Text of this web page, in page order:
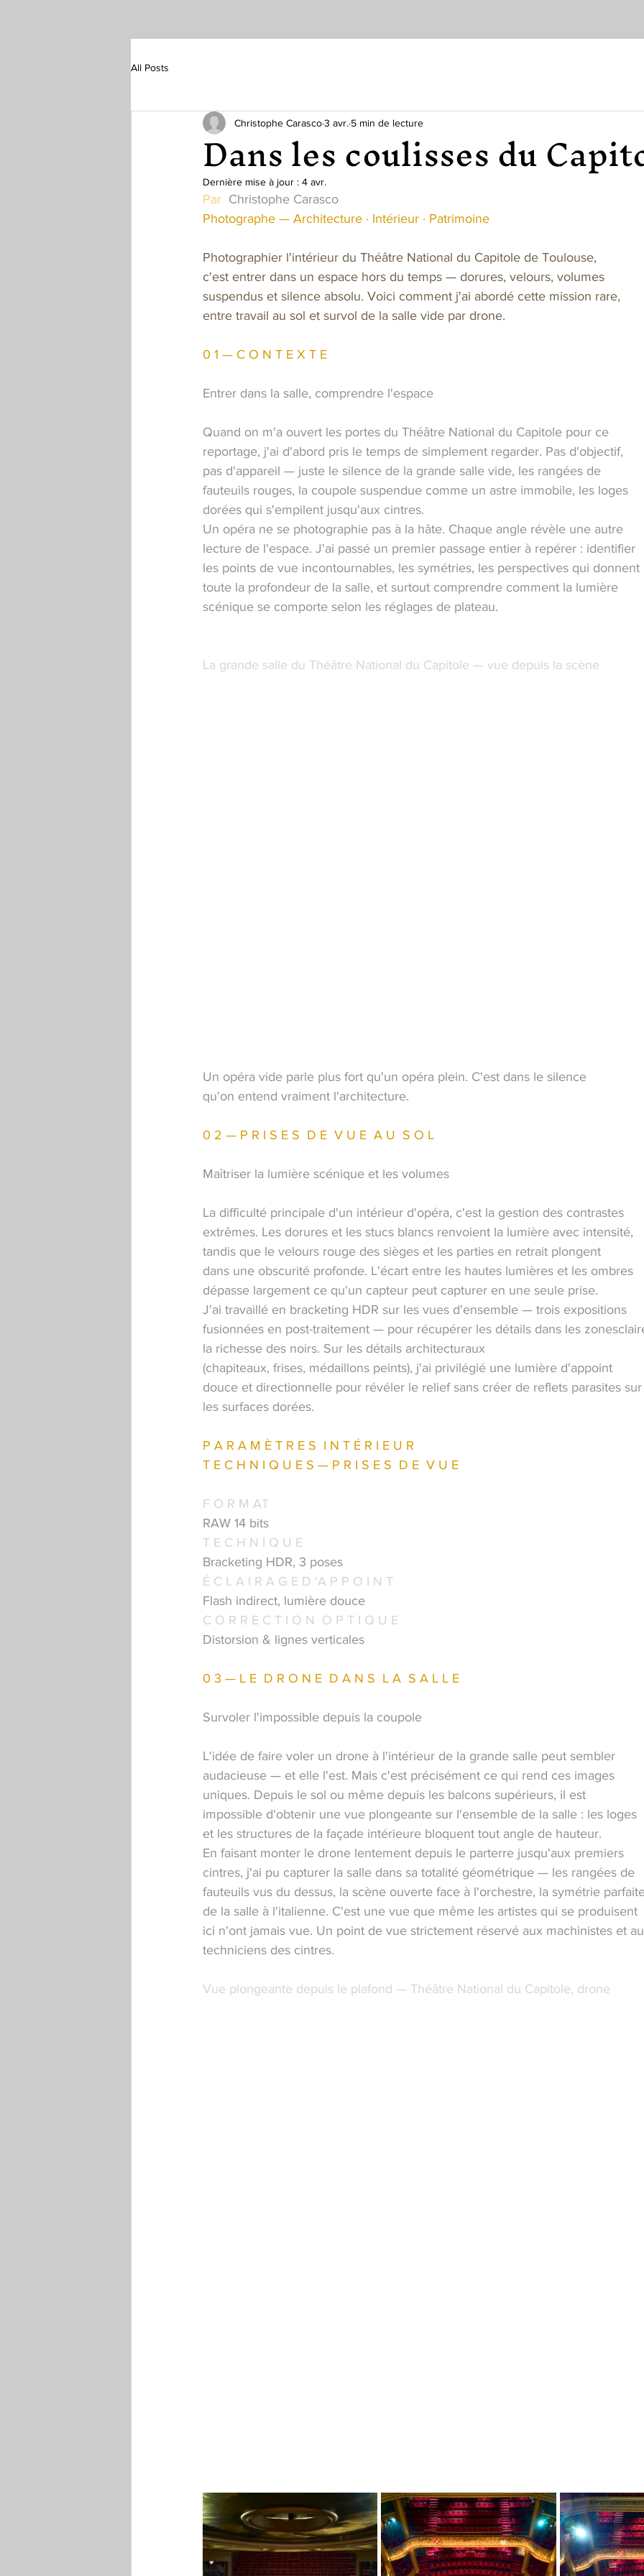
All Posts
Dans les coulisses du
Christophe Carasco3 avr. 5 min de lecture
Dernière mise à jour : 4 avr.
Par Christophe Carasco
Photographe — Architecture · Intérieur · Patrimoine
Photographier l'intérieur du Théâtre National du Capitole de Toulouse,
c'est entrer dans un espace hors du temps — dorures, velours, volumes
suspendus et silence absolu. Voici comment j'ai abordé cette mission rare,
entre travail au sol et survol de la salle vide par drone.
0 1 — C O N T E X T E
Entrer dans la salle, comprendre l'espace
Quand on m'a ouvert les portes du Théâtre National du Capitole pour ce
reportage, j'ai d'abord pris le temps de simplement regarder. Pas d'objectif,
pas d'appareil — juste le silence de la grande salle vide, les rangées de
fauteuils rouges, la coupole suspendue comme un astre immobile, les loges
dorées qui s'empilent jusqu'aux cintres.
Un opéra ne se photographie pas à la hâte. Chaque angle révèle une autre
lecture de l'espace. J'ai passé un premier passage entier à repérer : identifier
les points de vue incontournables, les symétries, les perspectives qui donnent
toute la profondeur de la salle, et surtout comprendre comment la lumière
scénique se comporte selon les réglages de plateau.
La grande salle du Théâtre National du Capitole — vue depuis la scène
Un opéra vide parle plus fort qu'un opéra plein. C'est dans le silence
qu'on entend vraiment l'architecture.
0 2 — P R I S E S  D E  V U E  A U  S O L
Maîtriser la lumière scénique et les volumes
La difficulté principale d'un intérieur d'opéra, c'est la gestion des contrastes
extrêmes. Les dorures et les stucs blancs renvoient la lumière avec intensité,
tandis que le velours rouge des sièges et les parties en retrait plongent
dans une obscurité profonde. L'écart entre les hautes lumières et les ombres
dépasse largement ce qu'un capteur peut capturer en une seule prise.
J'ai travaillé en bracketing HDR sur les vues d'ensemble — trois expositions
fusionnées en post-traitement — pour récupérer les détails dans les
la richesse des noirs. Sur les détails architecturaux
(chapiteaux, frises, médaillons peints), j'ai privilégié une lumière d'appoint
douce et directionnelle pour révéler le relief sans créer de reflets parasites sur
les surfaces dorées.
P A R A M È T R E S  I N T É R I E U R
T E C H N I Q U E S — P R I S E S  D E  V U E
F O R M AT
RAW 14 bits
T E C H N I Q U E
Bracketing HDR, 3 poses
É C L A I R A G E D 'A P P O I N T
Flash indirect, lumière douce
C O R R E C T I O N  O P T I Q U E
Distorsion & lignes verticales
0 3 — L E  D R O N E  D A N S  L A  S A L L E
Survoler l'impossible depuis la coupole
L'idée de faire voler un drone à l'intérieur de la grande salle peut sembler
audacieuse — et elle l'est. Mais c'est précisément ce qui rend ces images
uniques. Depuis le sol ou même depuis les balcons supérieurs, il est
impossible d'obtenir une vue plongeante sur l'ensemble de la salle : les loges
et les structures de la façade intérieure bloquent tout angle de hauteur.
En faisant monter le drone lentement depuis le parterre jusqu'aux premiers
cintres, j'ai pu capturer la salle dans sa totalité géométrique — les rangées de
fauteuils vus du dessus, la scène ouverte face à l'orchestre, la symétrie
de la salle à l'italienne. C'est une vue que même les artistes qui se produisent
ici n'ont jamais vue. Un point de vue strictement réservé aux machinistes et
techniciens des cintres.
Vue plongeante depuis le plafond — Théâtre National du Capitole, drone